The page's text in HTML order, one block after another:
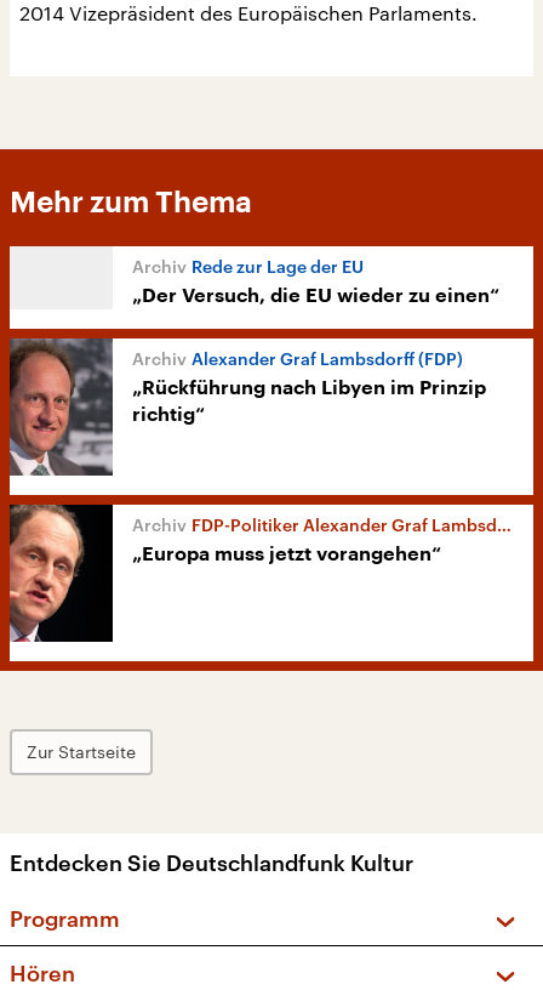
2014 Vizepräsident des Europäischen Parlaments.
Mehr zum Thema
Rede zur Lage der EU
„Der Versuch, die EU wieder zu einen“
Alexander Graf Lambsdorff (FDP)
„Rückführung nach Libyen im Prinzip
richtig“
FDP-Politiker Alexander Graf Lambsdorff
„Europa muss jetzt vorangehen“
Zur Startseite
Entdecken Sie Deutschlandfunk Kultur
Programm
Hören